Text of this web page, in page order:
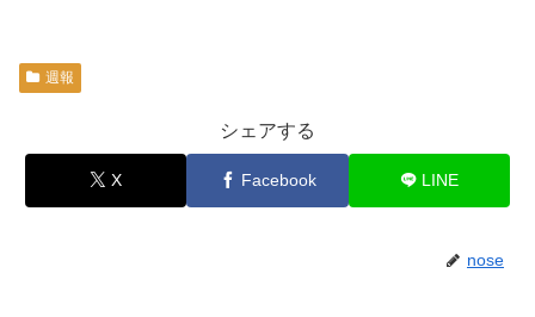
週報
シェアする
X Facebook LINE
nose